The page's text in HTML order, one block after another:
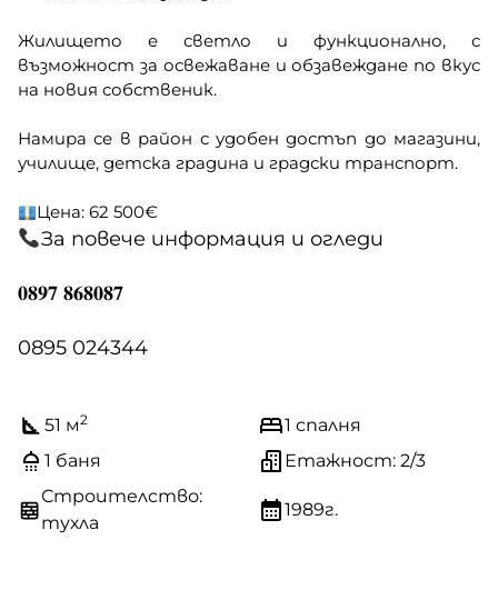
Жилището е светло и функционално, с
възможност за освежаване и обзавеждане по вкус
на новия собственик.
Намира се в район с удобен достъп до магазини,
училище, детска градина и градски транспорт.
Цена: 62 500€
За повече информация и огледи
𝟎𝟖𝟗𝟕 𝟖𝟔𝟖𝟎𝟖𝟕
0895 024344
51 м2
1 спалня
1 баня
Етажност: 2/3
Строителство:
тухла
1989г.